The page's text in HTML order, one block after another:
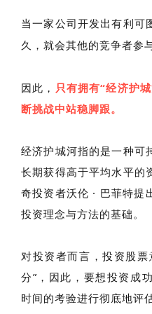
当一家公司开发出有利可
久，就会其他的竞争者参
因此， 只有拥有“经济护
断挑战中站稳脚跟。
经济护城河指的是一种可
长期获得高于平均水平的
奇投资者沃伦 · 巴菲特提
投资理念与方法的基础。
对投资者而言，投资股
分”，因此，要想投资成
时间的考验进行彻底地评估